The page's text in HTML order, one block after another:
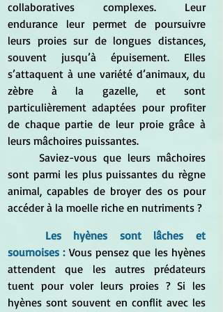
collaboratives complexes. Leur
endurance leur permet de poursuivre
leurs proies sur de longues distances,
souvent jusqu’à épuisement. Elles
s’attaquent à une variété d’animaux, du
zèbre à la gazelle, et sont
particulièrement adaptées pour profiter
de chaque partie de leur proie grâce à
leurs mâchoires puissantes.
sont parmi les plus puissantes du règne
animal, capables de broyer des os pour
accéder à la moelle riche en nutriments ?
Les hyènes sont lâches et
sournoises : Vous pensez que les hyènes
attendent que les autres prédateurs
tuent pour voler leurs proies ? Si les
hyènes sont souvent en conflit avec les